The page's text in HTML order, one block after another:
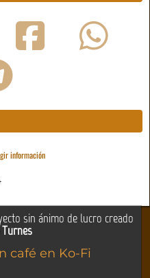
información
sin ánimo de lucro creado
café en Ko-Fi